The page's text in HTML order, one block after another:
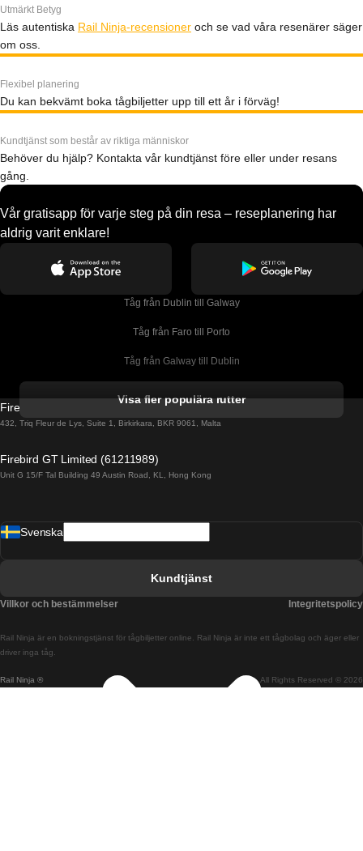
Utmärkt Betyg
Läs autentiska Rail Ninja-recensioner och se vad våra resenärer säger
om oss.
Flexibel planering
Du kan bekvämt boka tågbiljetter upp till ett år i förväg!
Kundtjänst som består av riktiga människor
Behöver du hjälp? Kontakta vår kundtjänst före eller under resans
gång.
Vår gratisapp för varje steg på din resa – reseplanering har
aldrig varit enklare!
Tåg från Dublin till Galway
Tåg från Faro till Porto
Tåg från Galway till Dublin
Tåg från Porto till Faro
Tåg från Barcelona till Madrid
Tåg från Budapest till Bratislava
Visa fler populära rutter
Firebird GT Limited (OC 1451)
432, Triq Fleur de Lys, Suite 1, Birkirkara, BKR 9061, Malta
Firebird GT Limited (61211989)
Unit G 15/F Tal Building 49 Austin Road, KL, Hong Kong
Rail Ninja ® All Rights Reserved © 2026
Rail Ninja är en bokningstjänst för tågbiljetter online. Rail Ninja är inte ett tågbolag och äger eller
driver inga tåg.
Svenska
Kundtjänst
Villkor och bestämmelser Integritetspolicy